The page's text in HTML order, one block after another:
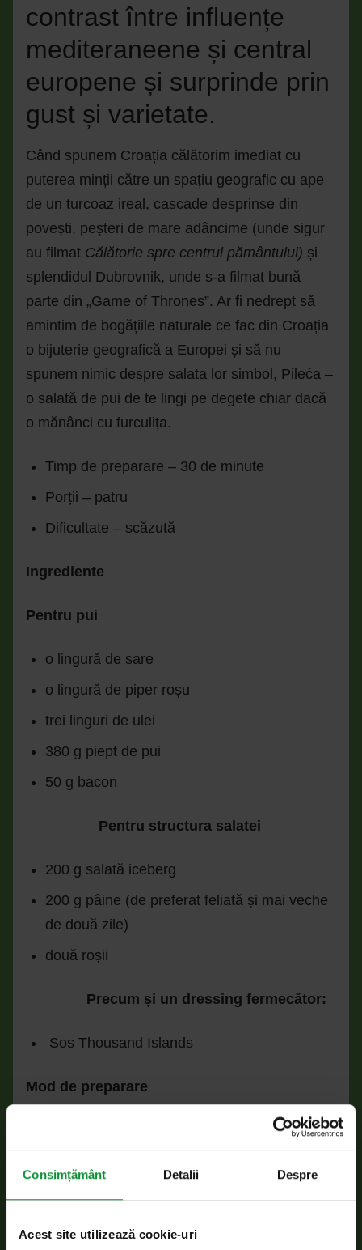
Consimțământ Detalii Despre
Acest site utilizează cookie-uri
contrast între influențe
mediteraneene și central
europene și surprinde prin
gust și varietate.
Când spunem Croația călătorim imediat cu
puterea minții către un spațiu geografic cu ape
de un turcoaz ireal, cascade desprinse din
povești, peșteri de mare adâncime (unde sigur
au filmat Călătorie spre centrul pământului) și
splendidul Dubrovnik, unde s-a filmat bună
parte din „Game of Thrones”. Ar fi nedrept să
amintim de bogățiile naturale ce fac din Croația
o bijuterie geografică a Europei și să nu
spunem nimic despre salata lor simbol, Pileća –
o salată de pui de te lingi pe degete chiar dacă
o mănânci cu furculița.
Timp de preparare – 30 de minute
Porții – patru
Dificultate – scăzută
Ingrediente
Pentru pui
o lingură de sare
o lingură de piper roșu
trei linguri de ulei
380 g piept de pui
50 g bacon
Pentru structura salatei
200 g salată iceberg
200 g pâine (de preferat feliată și mai veche
de două zile)
două roșii
Precum și un dressing fermecător:
Sos Thousand Islands
Mod de preparare
Se omogenizează într-un bol sarea, piperul
roșu și uleiul până se formează o marinată
de culoare pământie.
lichidul abia format și se lasă la marinat